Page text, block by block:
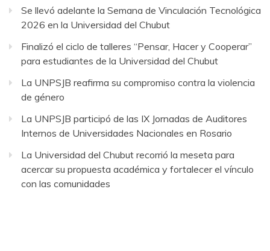
Se llevó adelante la Semana de Vinculación Tecnológica
2026 en la Universidad del Chubut
Finalizó el ciclo de talleres “Pensar, Hacer y Cooperar”
para estudiantes de la Universidad del Chubut
La UNPSJB reafirma su compromiso contra la violencia
de género
La UNPSJB participó de las IX Jornadas de Auditores
Internos de Universidades Nacionales en Rosario
La Universidad del Chubut recorrió la meseta para
acercar su propuesta académica y fortalecer el vínculo
con las comunidades